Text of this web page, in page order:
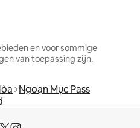
en voor sommige
van toepassing zijn.
Ngoạn Mục Pass